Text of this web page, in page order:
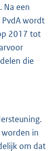
Na een
PvdA wordt
2017 tot
die
worden in
om dat